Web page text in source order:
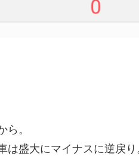
ら。
盛大にマイナスに逆戻り